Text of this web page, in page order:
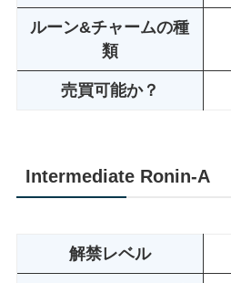
ルーン&チャームの種
類
売買可能か？
IntermediateRonin-A
解禁レベル